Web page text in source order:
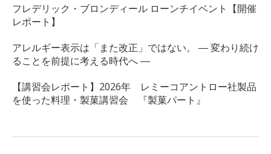
フレデリック・ブロンディール ローンチイベント【開催
レポート】
アレルギー表示は「また改正」ではない。 ― 変わり続け
ることを前提に考える時代へ ―
【講習会レポート】2026年 レミーコアントロー社製品
を使った料理・製菓講習会 『製菓パート』